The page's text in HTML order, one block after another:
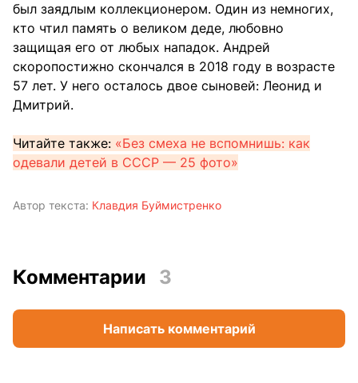
был заядлым коллекционером. Один из немногих,
кто чтил память о великом деде, любовно
защищая его от любых нападок. Андрей
скоропостижно скончался в 2018 году в возрасте
57 лет. У него осталось двое сыновей: Леонид и
Дмитрий.
Читайте также: «Без смеха не вспомнишь: как
одевали детей в СССР — 25 фото»
Автор текста: Клавдия Буймистренко
Комментарии 3
Написать комментарий